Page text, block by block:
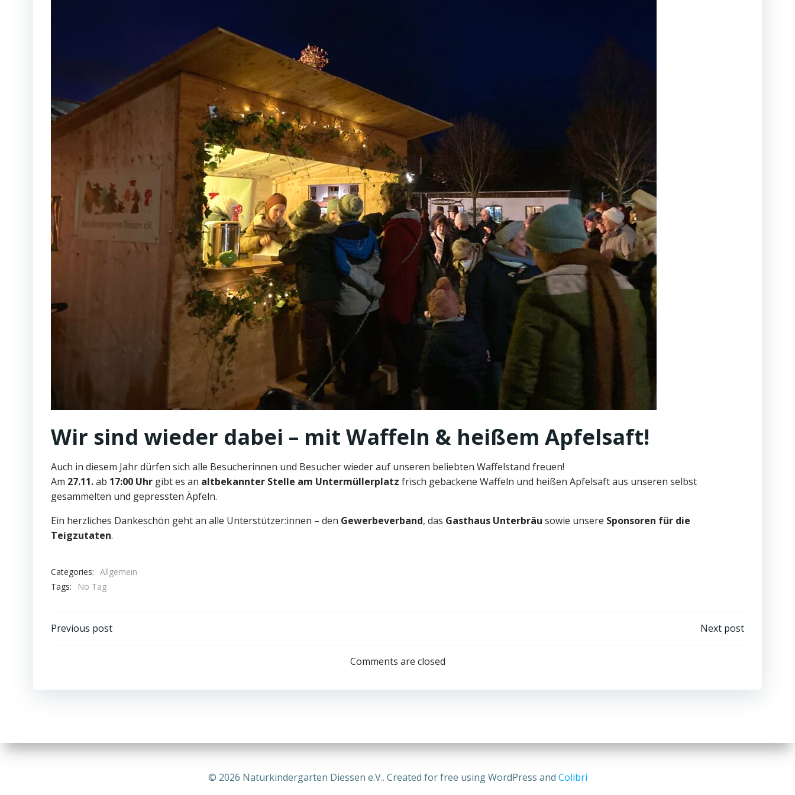
Wir sind wieder dabei – mit Waffeln & heißem Apfelsaft!
Auch in diesem Jahr dürfen sich alle Besucherinnen und Besucher wieder auf unseren beliebten Waffelstand freuen!
Am 27.11.ab 17:00 Uhr gibt es an altbekannter Stelle am Untermüllerplatz frisch gebackene Waffeln und heißen Apfelsaft aus unseren selbst
gesammelten und gepressten Äpfeln.
Ein herzliches Dankeschön geht an alle Unterstützer:innen – den Gewerbeverband, das Gasthaus Unterbräu sowie unsere Sponsoren für die
Teigzutaten.
Categories: Allgemein
Tags:
No Tag
Post
Previous post
navigation
Next post
Comments are closed
© 2026 Naturkindergarten Diessen e.V.. Created for free using WordPress and Colibri